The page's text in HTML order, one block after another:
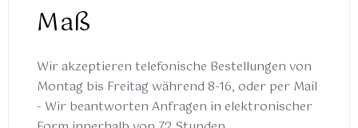
Maß
Wir akzeptieren telefonische Bestellungen von
Montag bis Freitag während 8-16, oder per Mail
- Wir beantworten Anfragen in elektronischer